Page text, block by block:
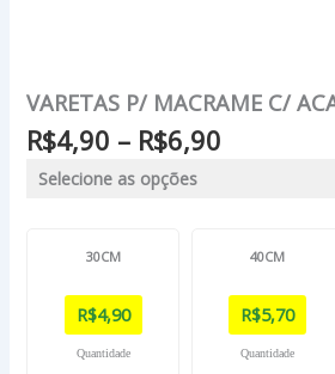
VARETAS P/ MACRAME C/
R$4,90 – R$6,90
Selecione as opções
30CM
R$4,90
Quantidade
40CM
R$5,70
Quantidade